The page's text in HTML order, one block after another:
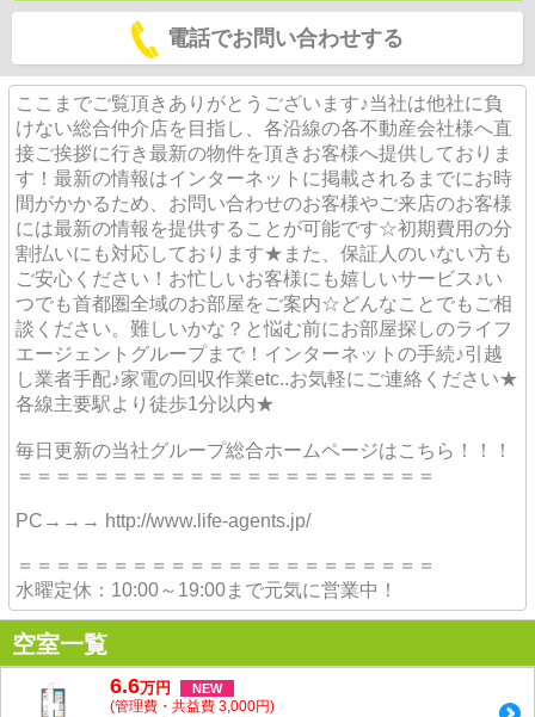
電話でお問い合わせする
ここまでご覧頂きありがとうございます♪当社は他社に負
けない総合仲介店を目指し、各沿線の各不動産会社様へ直
接ご挨拶に行き最新の物件を頂きお客様へ提供しておりま
す！最新の情報はインターネットに掲載されるまでにお時
間がかかるため、お問い合わせのお客様やご来店のお客様
には最新の情報を提供することが可能です☆初期費用の分
割払いにも対応しております★また、保証人のいない方も
ご安心ください！お忙しいお客様にも嬉しいサービス♪い
つでも首都圏全域のお部屋をご案内☆どんなことでもご相
談ください。難しいかな？と悩む前にお部屋探しのライフ
エージェントグループまで！インターネットの手続♪引越
し業者手配♪家電の回収作業etc..お気軽にご連絡ください★
各線主要駅より徒歩1分以内★
毎日更新の当社グループ総合ホームページはこちら！！！
＝＝＝＝＝＝＝＝＝＝＝＝＝＝＝＝＝＝＝＝＝＝
PC→→→ http://www.life-agents.jp/
＝＝＝＝＝＝＝＝＝＝＝＝＝＝＝＝＝＝＝＝＝＝
水曜定休：10:00～19:00まで元気に営業中！
空室一覧
6.6万円 NEW
(管理費・共益費 3,000円)